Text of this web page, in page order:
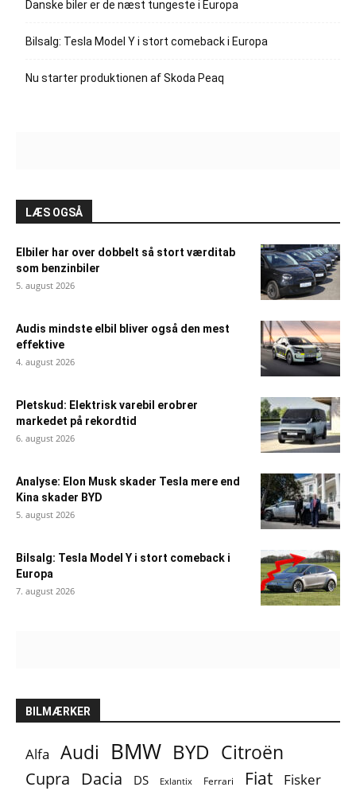
Danske biler er de næst tungeste i Europa
Bilsalg: Tesla Model Y i stort comeback i Europa
Nu starter produktionen af Skoda Peaq
LÆS OGSÅ
Elbiler har over dobbelt så stort værditab
som benzinbiler
5. august 2026
Audis mindste elbil bliver også den mest
effektive
4. august 2026
Pletskud: Elektrisk varebil erobrer
markedet på rekordtid
6. august 2026
Analyse: Elon Musk skader Tesla mere end
Kina skader BYD
5. august 2026
Bilsalg: Tesla Model Y i stort comeback i
Europa
7. august 2026
BILMÆRKER
Alfa Audi BMW BYD Citroën
Cupra Dacia DS Exlantix Ferrari Fiat Fisker